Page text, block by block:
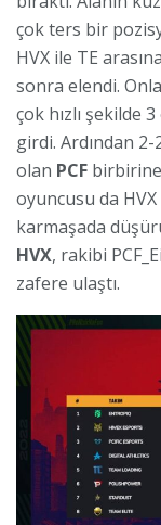
çok ters bir
HVX ile TE
sonra elendi.
çok hızlı şekilde
girdi. Ardından
olan PCF
oyuncusu da
karmaşada
HVX, rakibi
zafere ulaştı.